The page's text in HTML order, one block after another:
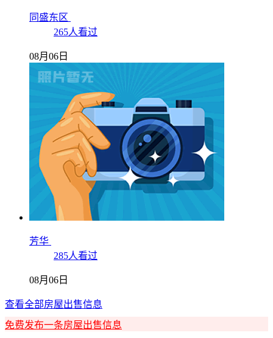
同盛东区
265人看过
08月06日
芳华
285人看过
08月06日
查看全部房屋出售信息
免费发布一条房屋出售信息